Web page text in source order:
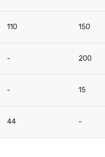
110 150
- 200
- 15
44 -